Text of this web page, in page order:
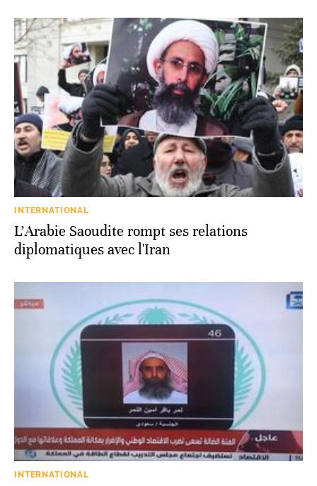
INTERNATIONAL
L'Arabie Saoudite rompt ses relations
diplomatiques avec l'Iran
INTERNATIONAL